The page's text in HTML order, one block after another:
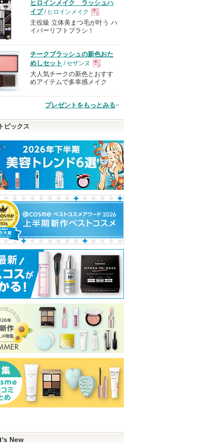
ヒロインメイク ラッシュハ
イプ/ ヒロインメイク
現
品
主役級 立体美まつ毛が叶う ハ
イパーリフトブラシ！
チークブラッシュの新色おた
めしセット / セザンヌ
現
品
大人気チークの新色とおすす
めアイテムで多幸感メイク
プレゼントをもっとみる
ピックス
New